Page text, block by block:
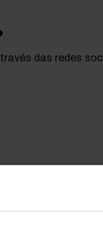
das redes